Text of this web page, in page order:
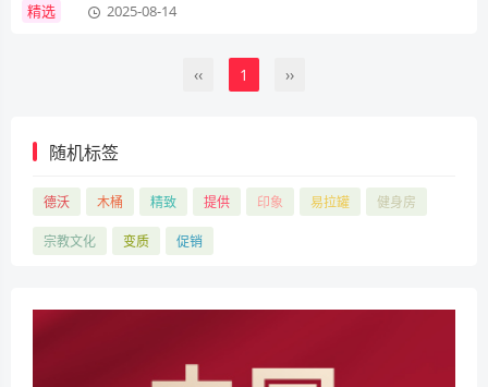
精选 2025-08-14
‹‹ 1 ››
随机标签
德沃 木桶 精致 提供 印象 易拉罐 健身房
宗教文化 变质 促销